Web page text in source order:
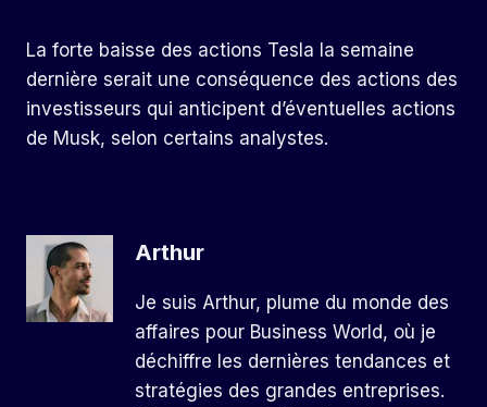
La forte baisse des actions Tesla la semaine
dernière serait une conséquence des actions des
investisseurs qui anticipent d’éventuelles actions
de Musk, selon certains analystes.
Arthur
Je suis Arthur, plume du monde des
affaires pour Business World, où je
déchiffre les dernières tendances et
stratégies des grandes entreprises.